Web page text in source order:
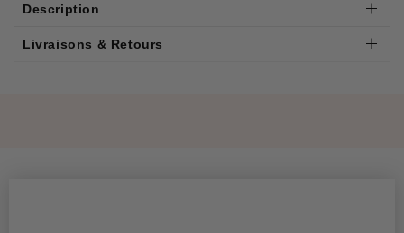
Description
Livraisons & Retours